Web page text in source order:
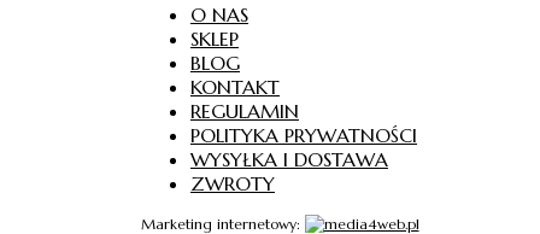
O NAS
SKLEP
BLOG
KONTAKT
REGULAMIN
POLITYKA PRYWATNOŚCI
WYSYŁKA I DOSTAWA
ZWROTY
Marketing internetowy: